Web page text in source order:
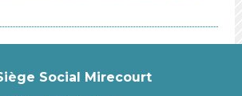
Social Mirecourt